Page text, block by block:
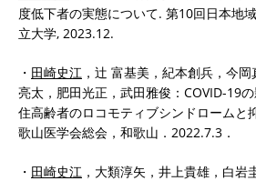
度低下者の実態について. 第10回日本地
立大学, 2023.12.
・ 田崎史江 ，辻 富基美，紀本創兵，今
亮太，肥田光正，武田雅俊：COVID-19
住高齢者のロコモティブシンドロームと
歌山医学会総会，和歌山．2022.7.3．
・ 田崎史江 ，大類淳矢，井上貴雄，白岩